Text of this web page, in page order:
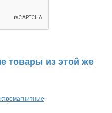
товары из этой же